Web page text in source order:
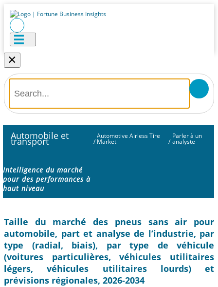
×
Automobile et
transport /
Automotive Airless Tire
Market /
Parler à un
analyste
Intelligence du marché
pour des performances à
haut niveau
Taille du marché des pneus sans air pour
automobile, part et analyse de l’industrie, par
type (radial, biais), par type de véhicule
(voitures particulières, véhicules utilitaires
légers, véhicules utilitaires lourds) et
prévisions régionales, 2026-2034